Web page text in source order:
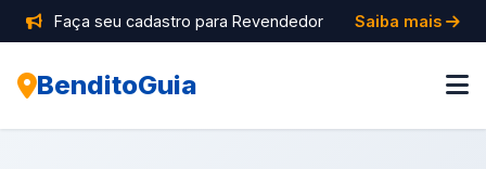
Faça seu cadastro para Revendedor Saiba mais
BenditoGuia